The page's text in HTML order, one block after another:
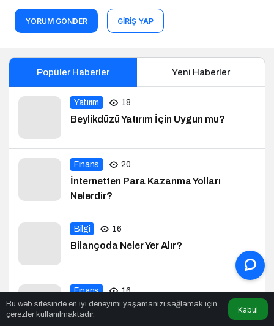
YORUM GÖNDER GIRIŞ YAP
Popüler Haberler Yeni Haberler
Yatırım 18
Beylikdüzü Yatırım İçin Uygun mu?
Finans 20
İnternetten Para Kazanma Yolları
Nelerdir?
Bilgi 16
Bilançoda Neler Yer Alır?
Finans 16
Yatırımsız Para Kazanma Yolları
Bu web sitesinde en iyi deneyimi yaşamanızı sağlamak için
çerezler kullanılmaktadır.
Kabul